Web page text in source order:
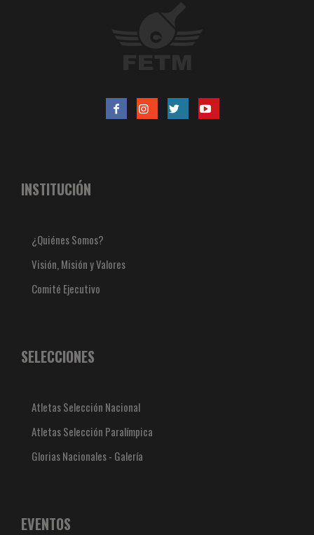
INSTITUCIÓN
¿Quiénes Somos?
Visión, Misión y Valores
Comité Ejecutivo
SELECCIONES
Atletas Selección Nacional
Atletas Selección Paralímpica
Glorias Nacionales - Galería
EVENTOS